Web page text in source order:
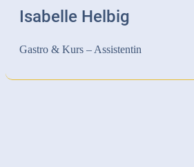
Isabelle Helbig
Gastro & Kurs – Assistentin